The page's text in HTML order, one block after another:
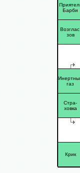
Барби
зов
газ
Стра-
ховка
Крик